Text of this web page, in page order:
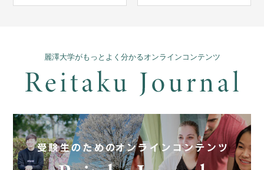
麗澤大学がもっとよく分かるオンラインコンテンツ